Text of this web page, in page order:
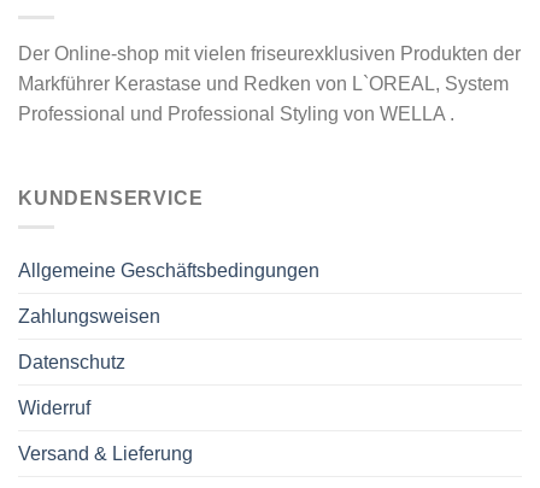
Der Online-shop mit vielen friseurexklusiven Produkten der
Markführer Kerastase und Redken von L`OREAL, System
Professional und Professional Styling von WELLA .
KUNDENSERVICE
Allgemeine Geschäftsbedingungen
Zahlungsweisen
Datenschutz
Widerruf
Versand & Lieferung